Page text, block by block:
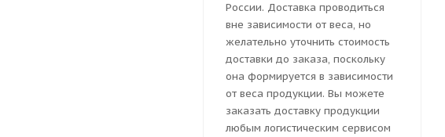
России. Доставка проводиться
вне зависимости от веса, но
желательно уточнить стоимость
доставки до заказа, поскольку
она формируется в зависимости
от веса продукции. Вы можете
заказать доставку продукции
любым логистическим сервисом